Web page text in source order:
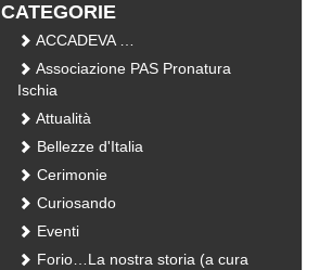
CATEGORIE
ACCADEVA …
Associazione PAS Pronatura
Ischia
Attualità
Bellezze d'Italia
Cerimonie
Curiosando
Eventi
Forio…La nostra storia (a cura